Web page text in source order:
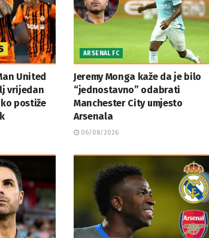
United
vrijedan
postiže
ARSENAL FC
Jeremy Monga kaže da je bilo
“jednostavno” odabrati
Manchester City umjesto
Arsenala
06/08/2026